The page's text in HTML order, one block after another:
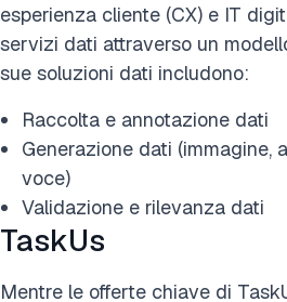
esperienza cliente (CX) e IT
servizi dati attraverso un
sue soluzioni dati includono:
Raccolta e annotazione dati
Generazione dati (immagine,
voce)
Validazione e rilevanza dati
TaskUs
Mentre le offerte chiave di